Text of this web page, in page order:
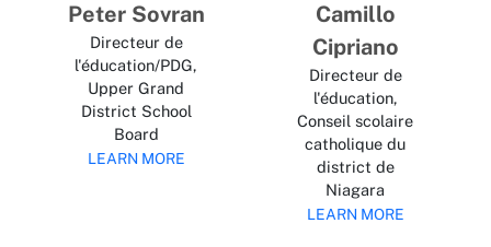
Peter Sovran
Directeur de
l'éducation/PDG,
Upper Grand
District School
Board
LEARN MORE
Camillo
Cipriano
Directeur de
l'éducation,
Conseil scolaire
catholique du
district de
Niagara
LEARN MORE